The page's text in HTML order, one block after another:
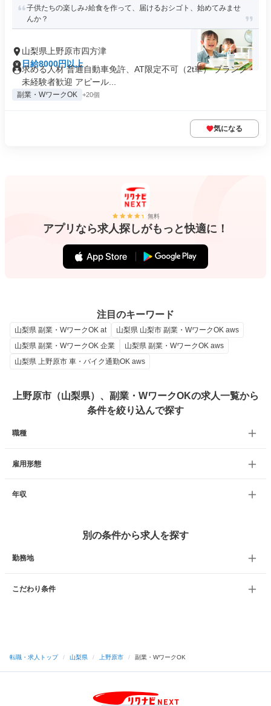
子供たちの楽しみ♪給食を作って、届けるおシゴト、始めてみませ
んか？
山梨県上野原市四方津
日給8000円以上
求める人材 普通自動車免許、AT限定不可（2t車） ブランク・
未経験者歓迎 アピール...
副業・WワークOK +20個
気になる
無料
アプリなら求人探しがもっと快適に！
注目のキーワード
山梨県 副業・WワークOK at
山梨県 山梨市 副業・WワークOK aws
山梨県 副業・WワークOK 企業
山梨県 副業・WワークOK aws
山梨県 上野原市 車・バイク通勤OK aws
上野原市（山梨県）、副業・WワークOKの求人一覧から
条件を絞り込んで探す
職種
雇用形態
年収
別の条件から求人を探す
勤務地
こだわり条件
転職・求人トップ / 山梨県 / 上野原市 / 副業・WワークOK